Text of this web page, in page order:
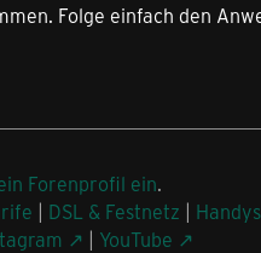
Folge einfach den
Forenprofil ein.
| DSL & Festnetz | Handys
| YouTube